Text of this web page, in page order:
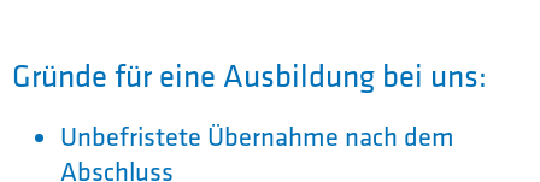
Gründe für eine Ausbildung bei uns:
Unbefristete Übernahme nach dem
Abschluss